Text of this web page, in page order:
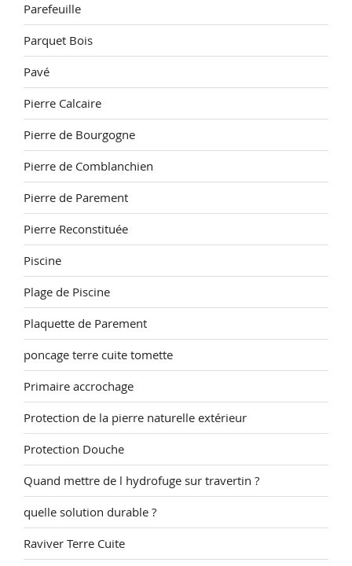
Parefeuille
Parquet Bois
Pavé
Pierre Calcaire
Pierre de Bourgogne
Pierre de Comblanchien
Pierre de Parement
Pierre Reconstituée
Piscine
Plage de Piscine
Plaquette de Parement
poncage terre cuite tomette
Primaire accrochage
Protection de la pierre naturelle extérieur
Protection Douche
Quand mettre de l hydrofuge sur travertin ?
quelle solution durable ?
Raviver Terre Cuite